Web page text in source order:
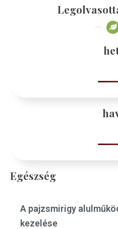
Egészség
A pajzsmirigy
kezelése